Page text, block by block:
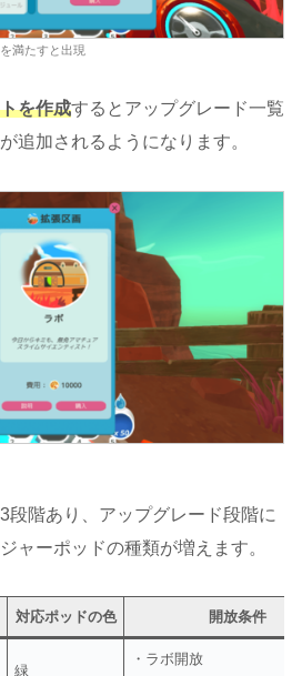
満たすと出現
を作成するとアップグレード一覧
追加されるようになります。
段階あり、アップグレード段階に
ャーポッドの種類が増えます。
対応ポッドの色 開放条件
緑
・ラボ開放